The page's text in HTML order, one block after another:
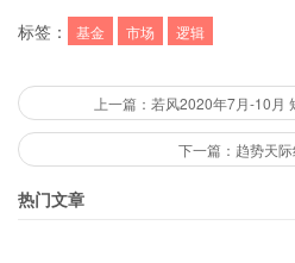
标签： 基金 市场 逻辑
上一篇：若风2020年7月-10月
下一篇：趋势天
热门文章